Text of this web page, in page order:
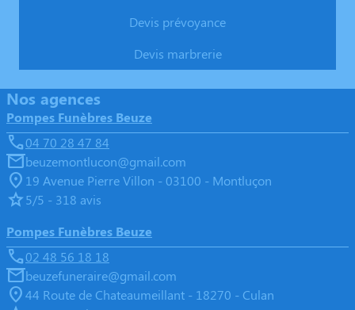
Devis prévoyance
Devis marbrerie
Nos agences
Pompes Funèbres Beuze
04 70 28 47 84
beuzemontlucon@gmail.com
19 Avenue Pierre Villon - 03100 - Montluçon
5/5 - 318 avis
Pompes Funèbres Beuze
02 48 56 18 18
beuzefuneraire@gmail.com
44 Route de Chateaumeillant - 18270 - Culan